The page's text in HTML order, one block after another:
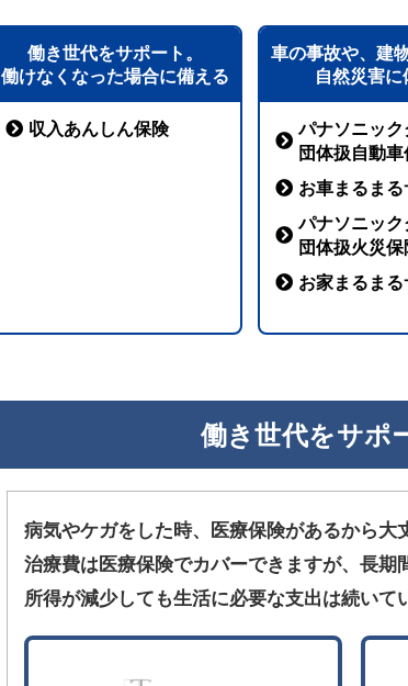
働き世代をサポート。
働けなくなった場合に備える
収入あんしん保険
車の事故や、建
自然災害に
パナソニッ
団体扱自動車
お車まるまる
パナソニッ
団体扱火災保
お家まるまる
働き世代をサポ
病気やケガをした時、医療保険があるから大
治療費は医療保険でカバーできますが、長期
所得が減少しても生活に必要な支出は続いて